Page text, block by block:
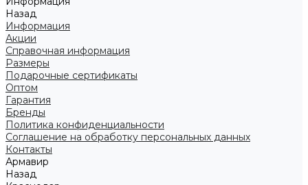
Назад
Информация
Акции
Справочная информация
Размеры
Подарочные сертификаты
Оптом
Гарантия
Бренды
Политика конфиденциальности
Соглашение на обработку персональных данных
Контакты
Армавир
Назад